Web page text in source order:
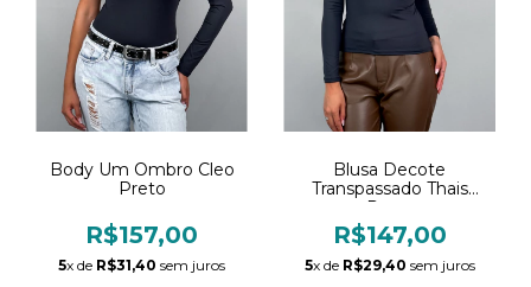
Body Um Ombro Cleo
Preto
R$157,00
5x de R$31,40 sem juros
Blusa Decote
Transpassado Thais
Preta
R$147,00
5x de R$29,40 sem juros